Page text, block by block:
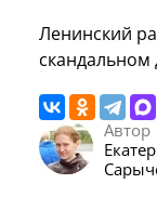
Ленинский
Автор